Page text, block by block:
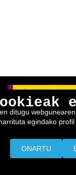
ditugu
egindako
ONARTU